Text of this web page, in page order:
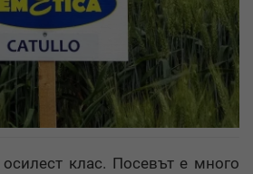
клас. Посевът е много